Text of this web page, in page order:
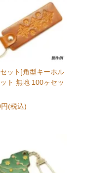
ット]角型キーホル
ト 無地 100ヶセッ
(税込)